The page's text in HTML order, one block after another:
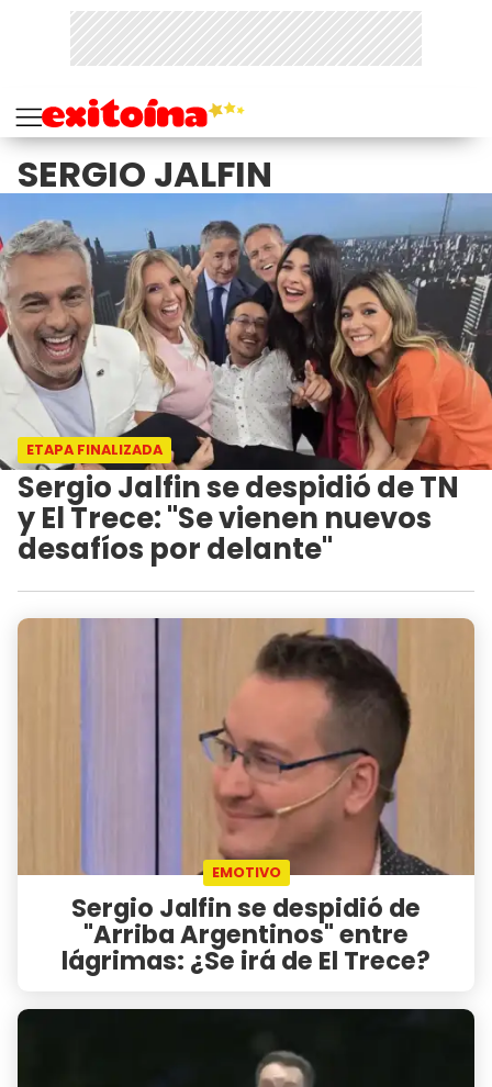
SERGIO JALFIN
ETAPA FINALIZADA
Sergio Jalfin se despidió de TN
y El Trece: "Se vienen nuevos
desafíos por delante"
EMOTIVO
Sergio Jalfin se despidió de
"Arriba Argentinos" entre
lágrimas: ¿Se irá de El Trece?